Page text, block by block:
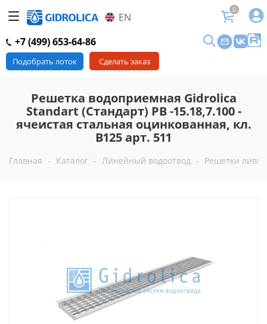
EN
0
+7 (499) 653-64-86
Подобрать лоток Сделать заказ
Решетка водоприемная Gidrolica
Standart (Стандарт) РВ -15.18,7.100 -
ячеистая стальная оцинкованная, кл.
В125 арт. 511
Главная - Каталог - Линейный водоотвод - Решетки